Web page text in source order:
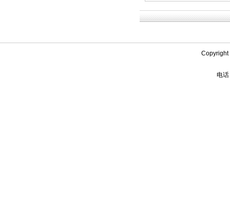
Copyright
电